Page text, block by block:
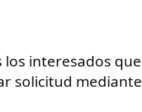
los interesados que
solicitud mediante